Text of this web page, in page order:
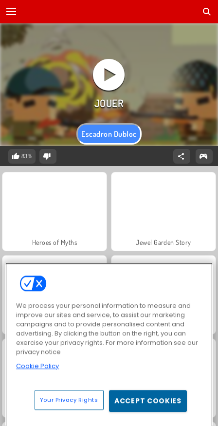
Escadron Dubloc
83%
Heroes of Myths Jewel Garden Story
Trollface Quest: USA 2 Juice Merge
Grand Mahjong Connect
We process your personal information to measure and
improve our sites and service, to assist our marketing
campaigns and to provide personalised content and
advertising. By clicking the button on the right, you can
exercise your privacy rights. For more information see our
privacy notice
Cookie Policy
Your Privacy Rights ACCEPT COOKIES